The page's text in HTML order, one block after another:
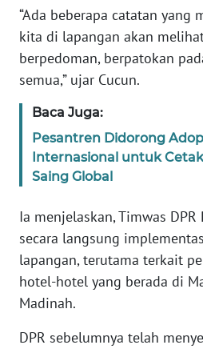
“Ada beberapa catatan yang
kita di lapangan akan
berpedoman, berpatokan
semua,” ujar Cucun.
Baca Juga:
Pesantren Didorong
Internasional untuk
Saing Global
Ia menjelaskan, Timwas DPR
secara langsung
lapangan, terutama terkait
hotel-hotel yang berada di
Madinah.
DPR sebelumnya telah
Regional
SUMUT
WN
WN
JABAR
BANTEN
WN
NTT
WN